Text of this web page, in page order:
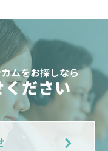
ムをお探しなら
ださい